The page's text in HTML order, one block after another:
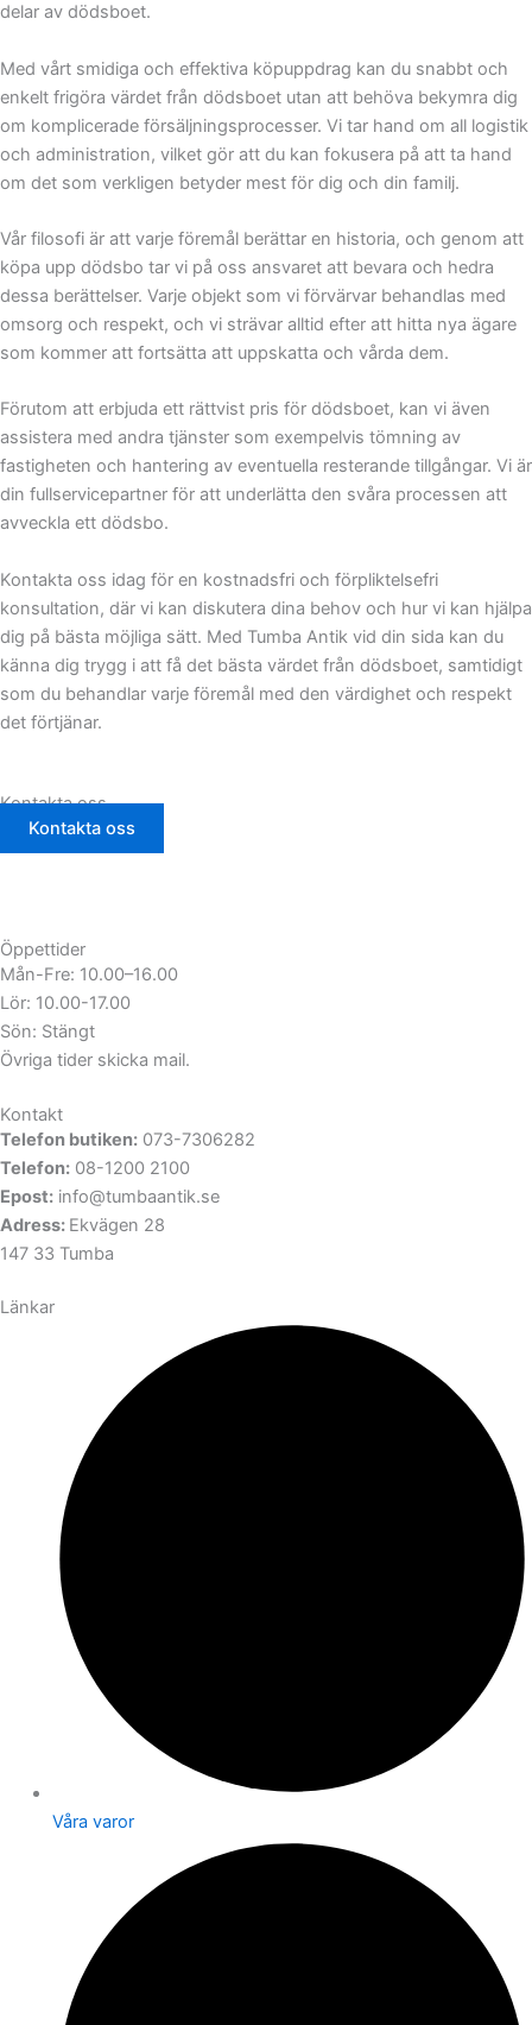
delar av dödsboet.
Med vårt smidiga och effektiva köpuppdrag kan du snabbt och
enkelt frigöra värdet från dödsboet utan att behöva bekymra dig
om komplicerade försäljningsprocesser. Vi tar hand om all logistik
och administration, vilket gör att du kan fokusera på att ta hand
om det som verkligen betyder mest för dig och din familj.
Vår filosofi är att varje föremål berättar en historia, och genom att
köpa upp dödsbo tar vi på oss ansvaret att bevara och hedra
dessa berättelser. Varje objekt som vi förvärvar behandlas med
omsorg och respekt, och vi strävar alltid efter att hitta nya ägare
som kommer att fortsätta att uppskatta och vårda dem.
Förutom att erbjuda ett rättvist pris för dödsboet, kan vi även
assistera med andra tjänster som exempelvis tömning av
fastigheten och hantering av eventuella resterande tillgångar. Vi är
din fullservicepartner för att underlätta den svåra processen att
avveckla ett dödsbo.
Kontakta oss idag för en kostnadsfri och förpliktelsefri
konsultation, där vi kan diskutera dina behov och hur vi kan hjälpa
dig på bästa möjliga sätt. Med Tumba Antik vid din sida kan du
känna dig trygg i att få det bästa värdet från dödsboet, samtidigt
som du behandlar varje föremål med den värdighet och respekt
det förtjänar.
Kontakta oss
Kontakta oss
Öppettider
Mån-Fre: 10.00–16.00
Lör: 10.00-17.00
Sön: Stängt
Övriga tider skicka mail.
Kontakt
Telefon butiken: 073-7306282
Telefon: 08-1200 2100
Epost: info@tumbaantik.se
Adress: Ekvägen 28
147 33 Tumba
Länkar
Våra varor